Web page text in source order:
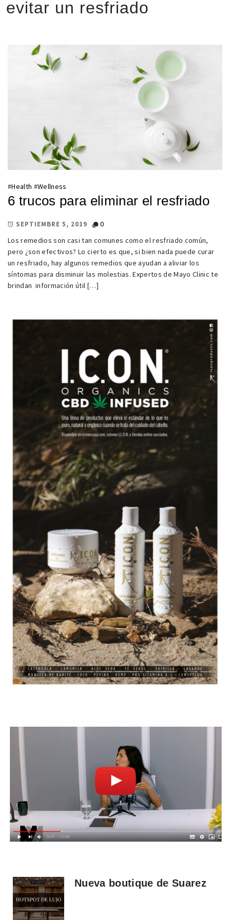
evitar un resfriado
#Health #Wellness
6 trucos para eliminar el resfriado
SEPTIEMBRE 5, 2019
0
Los remedios son casi tan comunes como el resfriado común,
pero ¿son efectivos? Lo cierto es que, si bien nada puede curar
un resfriado, hay algunos remedios que ayudan a aliviar los
síntomas para disminuir las molestias. Expertos de Mayo Clinic te
brindan información útil […]
Nueva boutique de Suarez